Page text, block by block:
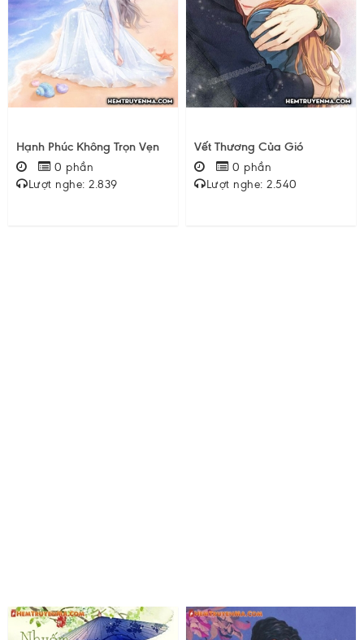
Hạnh Phúc Không Trọn Vẹn
0 phần
Lượt nghe: 2.839
Vết Thương Của Gió
0 phần
Lượt nghe: 2.540